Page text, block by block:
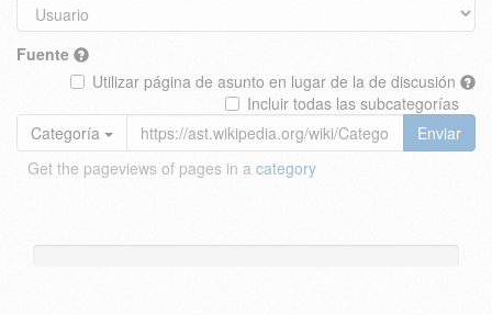
Fuente
Utilizar página de asunto en lugar de la de discusión
Incluir todas las subcategorías
Categoría
Enviar
Get the pageviews of pages in a category